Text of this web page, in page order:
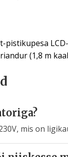
pistikupesa
(1,8 m
mis on